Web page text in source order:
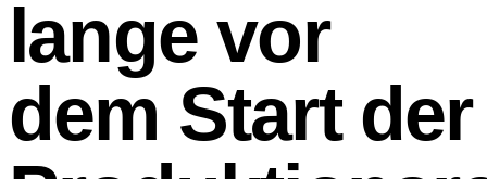
lange vor
dem Start der